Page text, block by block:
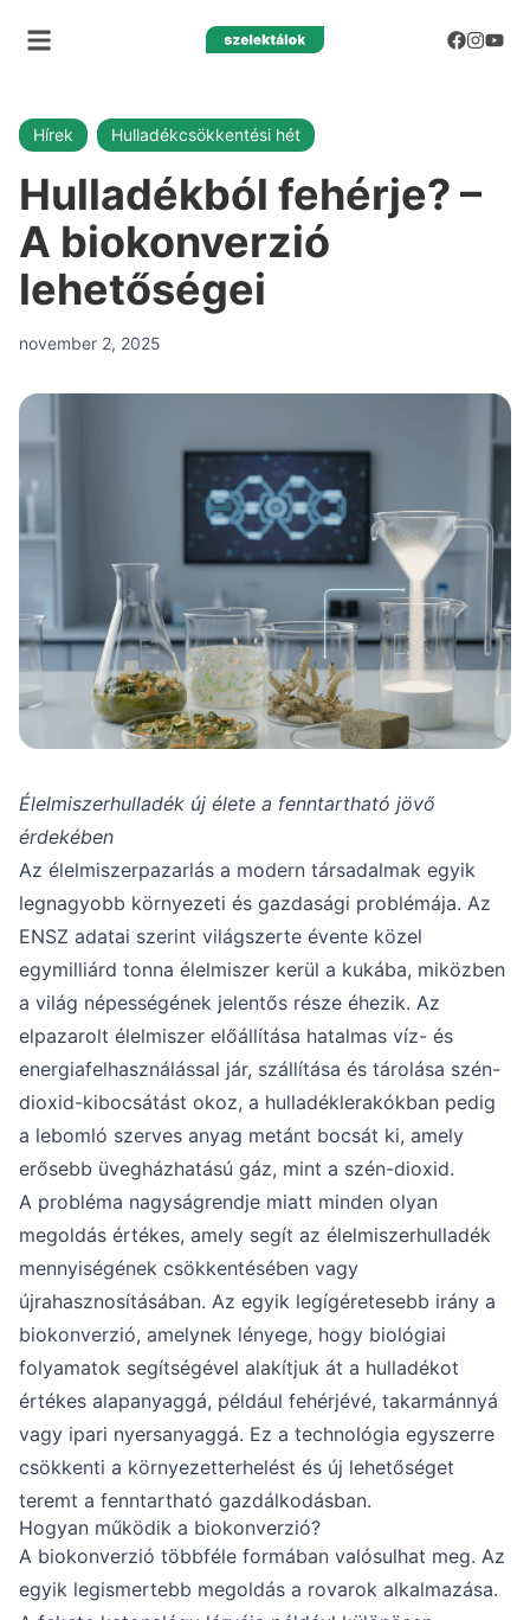
Hírek Hulladékcsökkentési hét
Hulladékból fehérje? –
A biokonverzió
lehetőségei
november 2, 2025
Élelmiszerhulladék új élete a fenntartható jövő
érdekében
Az élelmiszerpazarlás a modern társadalmak egyik
legnagyobb környezeti és gazdasági problémája. Az
ENSZ adatai szerint világszerte évente közel
egymilliárd tonna élelmiszer kerül a kukába, miközben
a világ népességének jelentős része éhezik. Az
elpazarolt élelmiszer előállítása hatalmas víz- és
energiafelhasználással jár, szállítása és tárolása szén-
dioxid-kibocsátást okoz, a hulladéklerakókban pedig
a lebomló szerves anyag metánt bocsát ki, amely
erősebb üvegházhatású gáz, mint a szén-dioxid.
A probléma nagyságrendje miatt minden olyan
megoldás értékes, amely segít az élelmiszerhulladék
mennyiségének csökkentésében vagy
újrahasznosításában. Az egyik legígéretesebb irány a
biokonverzió, amelynek lényege, hogy biológiai
folyamatok segítségével alakítjuk át a hulladékot
értékes alapanyaggá, például fehérjévé, takarmánnyá
vagy ipari nyersanyaggá. Ez a technológia egyszerre
csökkenti a környezetterhelést és új lehetőséget
teremt a fenntartható gazdálkodásban.
Hogyan működik a biokonverzió?
A biokonverzió többféle formában valósulhat meg. Az
egyik legismertebb megoldás a rovarok alkalmazása.